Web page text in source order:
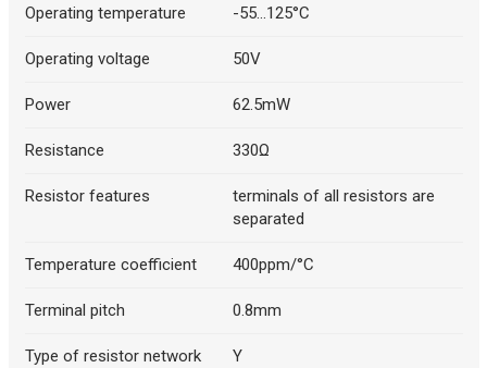
Operating temperature -55...125°C
Operating voltage 50V
Power 62.5mW
Resistance 330Ω
Resistor features
terminals of all resistors are
separated
Temperature coefficient 400ppm/°C
Terminal pitch 0.8mm
Type of resistor network Y